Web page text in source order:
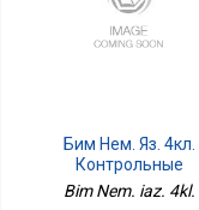
Бим Нем. Яз. 4кл.
Контрольные
ЗаданияФП2019 ИП
Bim Nem. iaz. 4kl.